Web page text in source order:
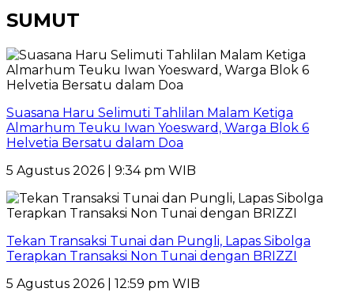
SUMUT
Suasana Haru Selimuti Tahlilan Malam Ketiga
Almarhum Teuku Iwan Yoesward, Warga Blok 6
Helvetia Bersatu dalam Doa
5 Agustus 2026 | 9:34 pm WIB
Tekan Transaksi Tunai dan Pungli, Lapas Sibolga
Terapkan Transaksi Non Tunai dengan BRIZZI
5 Agustus 2026 | 12:59 pm WIB